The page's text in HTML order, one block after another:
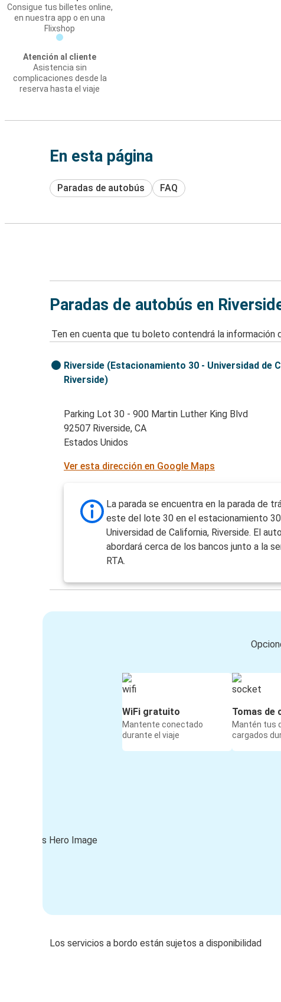
Consigue tus billetes online,
en nuestra app o en una
Flixshop
Atención al cliente
Asistencia sin
complicaciones desde la
reserva hasta el viaje
En esta página
Paradas de autobús FAQ
Paradas de autobús en
Ten en cuenta que tu boleto contendrá la información
Riverside (Estacionamiento 30 - Universidad de
Riverside)
Parking Lot 30 - 900 Martin Luther King Blvd
92507 Riverside, CA
Estados Unidos
Ver esta dirección en Google Maps
La parada se encuentra en la parada de
este del lote 30 en el estacionamiento
Universidad de California, Riverside. El
abordará cerca de los bancos junto a la
RTA.
WiFi gratuito
Mantente conectado
durante el viaje
Tomas de
Mantén tus
cargados
Los servicios a bordo están sujetos a disponibilidad